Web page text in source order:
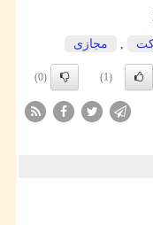
مجازی
(1)
(0)